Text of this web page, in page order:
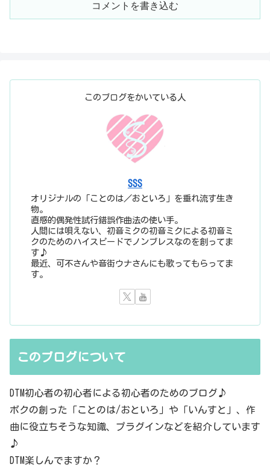
コメントを書き込む
このブログをかいている人
SSS
オリジナルの「ことのは／おといろ」を垂れ流す生き
物。
直感的偶発性試行錯誤作曲法の使い手。
人間には唄えない、初音ミクの初音ミクによる初音ミ
クのためのハイスピードでノンブレスなのを創ってま
す♪
最近、可不さんや音街ウナさんにも歌ってもらってま
す。
このブログについて
DTM初心者の初心者による初心者のためのブログ♪
ボクの創った「ことのは/おといろ」や「いんすと」、作
曲に役立ちそうな知識、プラグインなどを紹介しています
♪
DTM楽しんでますか？